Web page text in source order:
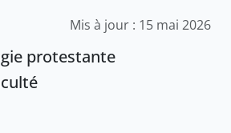
Mis à jour : 15 mai 2026
protestante